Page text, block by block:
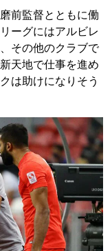
前監督とともに働
ーグにはアルビレ
その他のクラブで
天地で仕事を進め
は助けになりそう